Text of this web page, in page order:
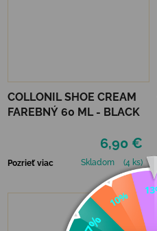
COLLONIL SHOE CREAM
FAREBNÝ 60 ML - BLACK
6,90 €
Pozrieť viac Skladom (4 ks)